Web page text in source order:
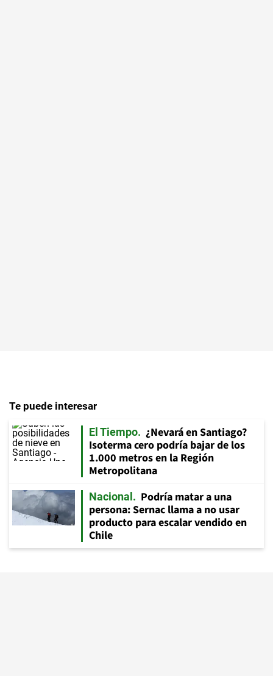
Te puede interesar
El Tiempo
¿Nevará en Santiago?
Isoterma cero podría bajar de los
1.000 metros en la Región
Metropolitana
Nacional
Podría matar a una
persona: Sernac llama a no usar
producto para escalar vendido en
Chile